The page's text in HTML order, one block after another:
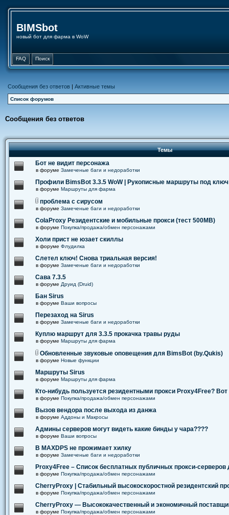
BIMSbot
новый бот для фарма в WoW
FAQ Поиск
Сообщения без ответов | Активные темы
Список форумов
Сообщения без ответов
Темы
Бот не видит персонажа
в форуме Замеченые баги и недоработки
Профили BimsBot 3.3.5 WoW | Рукописные маршруты под ключ
в форуме Маршруты для фарма
проблема с сирусом
в форуме Замеченые баги и недоработки
ColaProxy Резидентские и мобильные прокси (тест 500MB)
в форуме Покупка/продажа/обмен персонажами
Холи прист не юзает скиллы
в форуме Флудилка
Слетел ключ! Снова триальная версия!
в форуме Замеченые баги и недоработки
Сава 7.3.5
в форуме Друид (Druid)
Бан Sirus
в форуме Ваши вопросы
Перезаход на Sirus
в форуме Замеченые баги и недоработки
Куплю маршрут для 3.3.5 прокачка травы руды
в форуме Маршруты для фарма
Обновленные звуковые оповещения для BimsBot (by.Qukis)
в форуме Новые функции
Маршруты Sirus
в форуме Маршруты для фарма
Кто-нибудь пользуется резидентными прокси Proxy4Free? Вот
в форуме Покупка/продажа/обмен персонажами
Вызов вендора после выхода из данжа
в форуме Аддоны и Макросы
Админы серверов могут видеть какие бинды у чара????
в форуме Ваши вопросы
В MAXDPS не прожимает хилку
в форуме Замеченые баги и недоработки
Proxy4Free – Список бесплатных публичных прокси-серверов
в форуме Покупка/продажа/обмен персонажами
CherryProxy | Стабильный высокоскоростной резидентский
в форуме Покупка/продажа/обмен персонажами
CherryProxy — Высококачественный и экономичный
в форуме Покупка/продажа/обмен персонажами